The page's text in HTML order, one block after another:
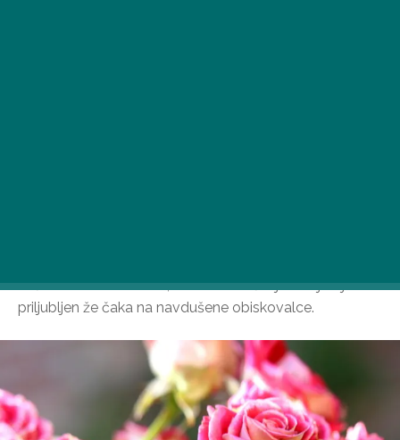
le čudoviti vrtovi vrtnic, se kmalu začenja – najbolj
priljubljen že čaka na navdušene obiskovalce.